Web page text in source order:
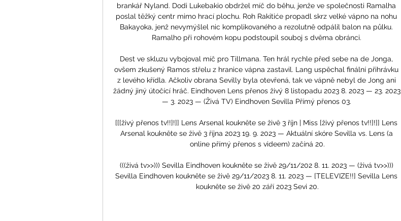
brankář Nyland. Dodi Lukebakio obdržel míč do běhu, jenže ve společnosti Ramalha
poslal těžký centr mimo hrací plochu. Roh Rakitiće propadl skrz velké vápno na nohu
Bakayoka, jenž nevymýšlel nic komplikovaného a rezolutně odpálil balon na půlku.
Ramalho při rohovém kopu podstoupil souboj s dvěma obránci.
Dest ve skluzu vybojoval míč pro Tillmana. Ten hrál rychle před sebe na de Jonga,
ovšem zkušený Ramos střelu z hranice vápna zastavil. Lang uspěchal finální přihrávku
z levého křídla. Ačkoliv obrana Sevilly byla otevřená, tak ve vápně nebyl de Jong ani
žádný jiný útočící hráč. Eindhoven Lens přenos živý 8 listopadu 2023 8. 2023 — 23. 2023
— 3. 2023 — (Živá TV) Eindhoven Sevilla Přímý přenos 03.
[[[živý přenos tv!!]!]] Lens Arsenal koukněte se živě 3 říjn | Miss [živý přenos tv!!]!]] Lens
Arsenal koukněte se živě 3 října 2023 19. 9. 2023 — Aktuální skóre Sevilla vs. Lens (a
online přímý přenos s videem) začíná 20.
(((živá tv>>))) Sevilla Eindhoven koukněte se živě 29/11/202 8. 11. 2023 — (živá tv>>)))
Sevilla Eindhoven koukněte se živě 29/11/2023 8. 11. 2023 — [TELEVIZE!!] Sevilla Lens
koukněte se živě 20 září 2023 Sevi 20.